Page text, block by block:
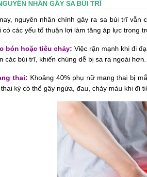
NHÂN GÂY SA BÚI TRĨ
nguyên nhân chính gây ra sa búi trĩ
có các yếu tố thuận lợi làm tăng áp lực trong
bón hoặc tiêu chảy: Việc rặn mạnh khi đi
các búi trĩ, khiến chúng dễ bị sa ra ngoài hơn.
thai: Khoảng 40% phụ nữ mang thai bị
kỳ có thể gây ngứa, đau, chảy máu khi đi